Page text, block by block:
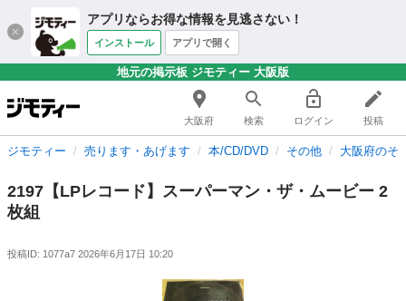
アプリならお得な情報を見逃さない！
インストール アプリで開く
地元の掲示板 ジモティー 大阪版
大阪府 検索 ログイン 投稿
ジモティー 売ります・あげます 本/CD/DVD その他 大阪府のそ
2197【LPレコード】スーパーマン・ザ・ムービー 2
枚組
投稿ID: 1077a7 2026年6月17日 10:20